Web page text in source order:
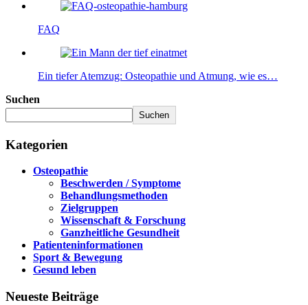
FAQ
Ein tiefer Atemzug: Osteopathie und Atmung, wie es…
Suchen
Suchen
Kategorien
Osteopathie
Beschwerden / Symptome
Behandlungsmethoden
Zielgruppen
Wissenschaft & Forschung
Ganzheitliche Gesundheit
Patienteninformationen
Sport & Bewegung
Gesund leben
Neueste Beiträge